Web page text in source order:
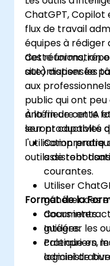
ChatGPT,
flux de travail
équipes à
des réunions,
automatiser les
Cette formation
site) dispensée
aux
public qui ont
antérieure en IA
leur productivité
l'utilisation
outils de
À la fin de cette
seront capables
Comprendre
assistent
courantes.
Utiliser
générer des
documents.
Intégrer les
calendriers,
logiciel de
Format de la
Cours
guidées.
Pratique en